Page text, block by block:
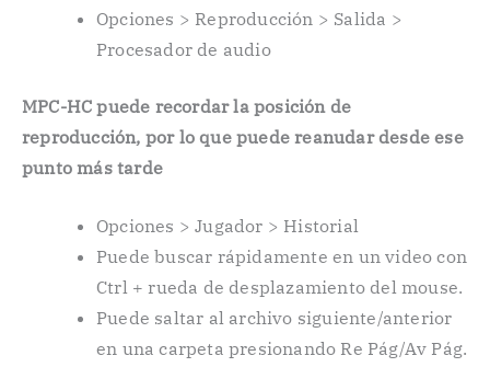
Opciones > Reproducción > Salida >
Procesador de audio
MPC-HC puede recordar la posición de
reproducción, por lo que puede reanudar desde ese
punto más tarde
Opciones > Jugador > Historial
Puede buscar rápidamente en un video con
Ctrl + rueda de desplazamiento del mouse.
Puede saltar al archivo siguiente/anterior
en una carpeta presionando Re Pág/Av Pág.